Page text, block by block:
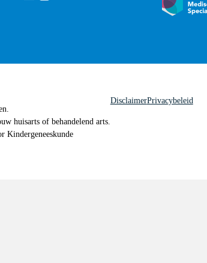
huisarts of behandelend arts.
Kindergeneeskunde
DisclaimerPrivacybeleid